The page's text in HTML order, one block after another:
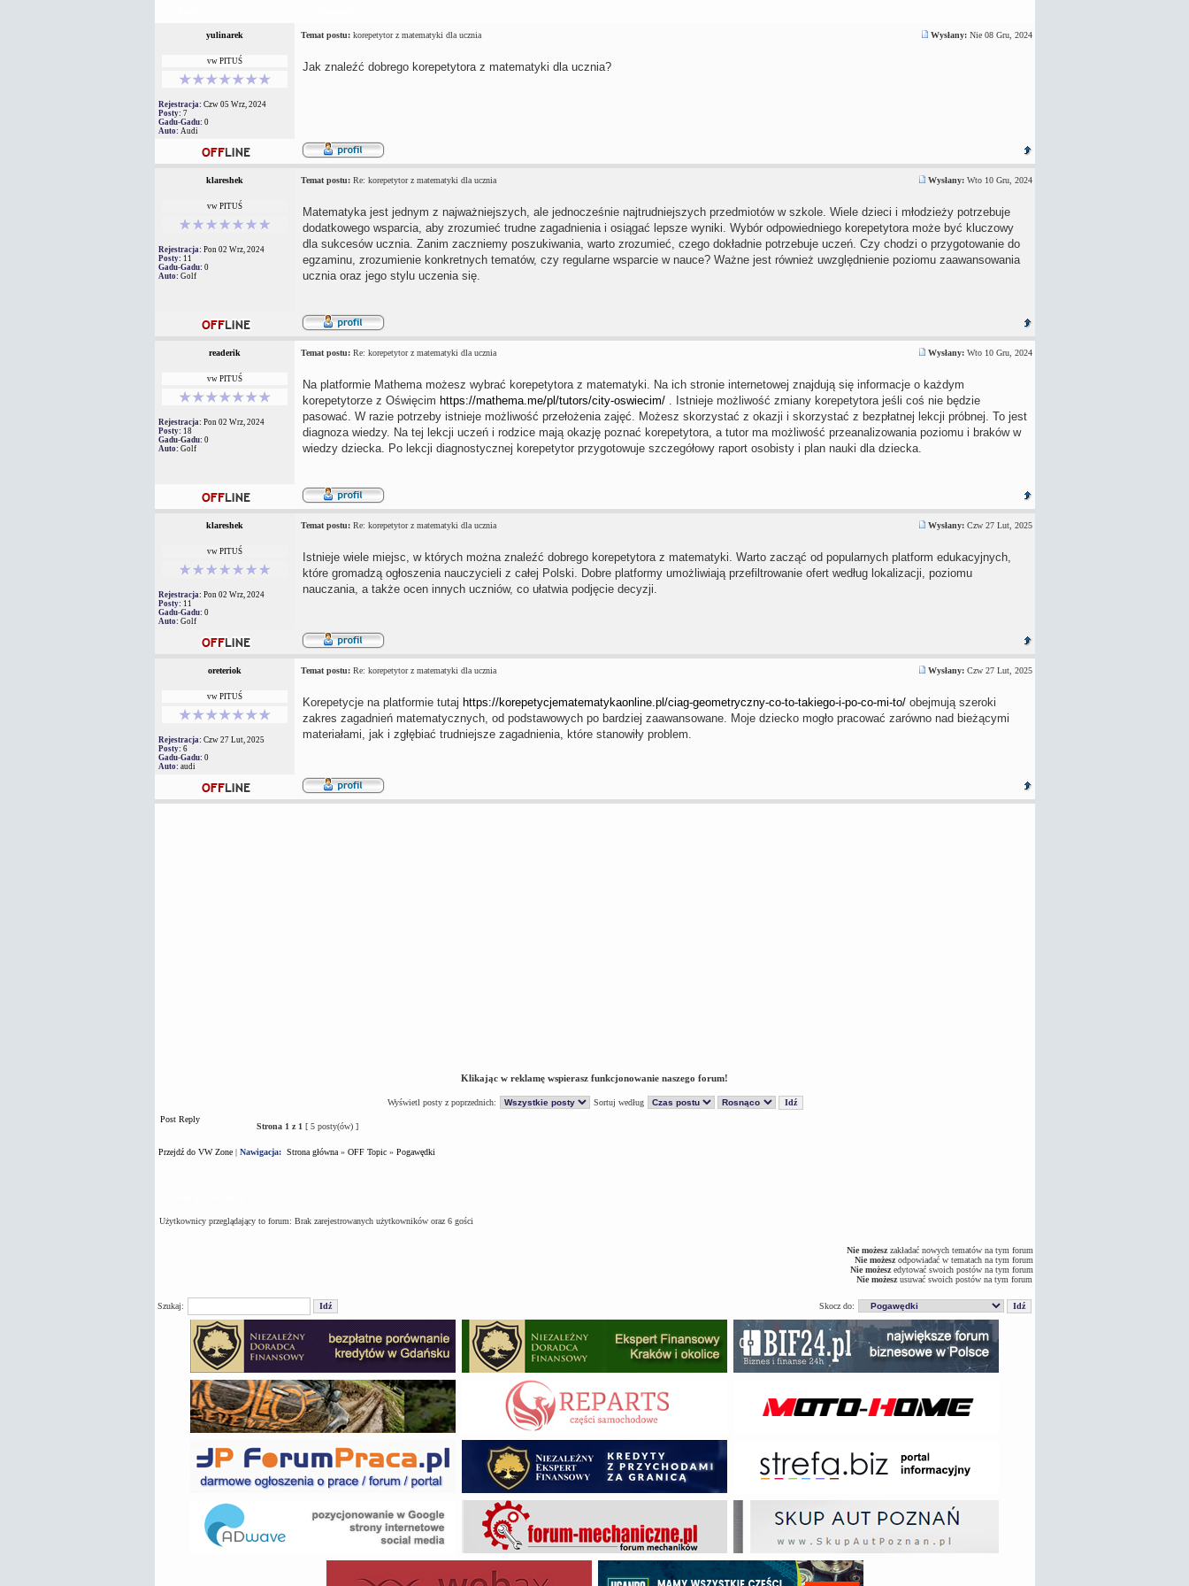
yulinarek Temat postu:korepetytor z matematyki dla ucznia Wysłany:Nie 08 Gru, 2024
vw PITUŚ
Rejestracja: Czw 05 Wrz, 2024
Posty: 7
Gadu-Gadu: 0
Auto: Audi
Jak znaleźć dobrego korepetytora z matematyki dla ucznia?
klareshek Temat postu:Re: korepetytor z matematyki dla ucznia Wysłany:Wto 10 Gru, 2024
vw PITUŚ
Rejestracja: Pon 02 Wrz, 2024
Posty: 11
Gadu-Gadu: 0
Auto: Golf
Matematyka jest jednym z najważniejszych, ale jednocześnie najtrudniejszych przedmiotów w szkole. Wiele dzieci i młodzieży potrzebuje
dodatkowego wsparcia, aby zrozumieć trudne zagadnienia i osiągać lepsze wyniki. Wybór odpowiedniego korepetytora może być kluczowy
dla sukcesów ucznia. Zanim zaczniemy poszukiwania, warto zrozumieć, czego dokładnie potrzebuje uczeń. Czy chodzi o przygotowanie do
egzaminu, zrozumienie konkretnych tematów, czy regularne wsparcie w nauce? Ważne jest również uwzględnienie poziomu zaawansowania
ucznia oraz jego stylu uczenia się.
readerik Temat postu:Re: korepetytor z matematyki dla ucznia Wysłany:Wto 10 Gru, 2024
vw PITUŚ
Rejestracja: Pon 02 Wrz, 2024
Posty: 18
Gadu-Gadu: 0
Auto: Golf
Na platformie Mathema możesz wybrać korepetytora z matematyki. Na ich stronie internetowej znajdują się informacje o każdym
korepetytorze z Oświęcim https://mathema.me/pl/tutors/city-oswiecim/. Istnieje możliwość zmiany korepetytora jeśli coś nie będzie
pasować. W razie potrzeby istnieje możliwość przełożenia zajęć. Możesz skorzystać z okazji i skorzystać z bezpłatnej lekcji próbnej. To jest
diagnoza wiedzy. Na tej lekcji uczeń i rodzice mają okazję poznać korepetytora, a tutor ma możliwość przeanalizowania poziomu i braków w
wiedzy dziecka. Po lekcji diagnostycznej korepetytor przygotowuje szczegółowy raport osobisty i plan nauki dla dziecka.
klareshek Temat postu:Re: korepetytor z matematyki dla ucznia Wysłany:Czw 27 Lut, 2025
vw PITUŚ
Rejestracja: Pon 02 Wrz, 2024
Posty: 11
Gadu-Gadu: 0
Auto: Golf
Istnieje wiele miejsc, w których można znaleźć dobrego korepetytora z matematyki. Warto zacząć od popularnych platform edukacyjnych,
które gromadzą ogłoszenia nauczycieli z całej Polski. Dobre platformy umożliwiają przefiltrowanie ofert według lokalizacji, poziomu
nauczania, a także ocen innych uczniów, co ułatwia podjęcie decyzji.
oreteriok Temat postu:Re: korepetytor z matematyki dla ucznia Wysłany:Czw 27 Lut, 2025
vw PITUŚ
Rejestracja: Czw 27 Lut, 2025
Posty: 6
Gadu-Gadu: 0
Auto: audi
Korepetycje na platformie tutaj https://korepetycjematematykaonline.pl/ciag-geometryczny-co-to-takiego-i-po-co-mi-to/obejmują szeroki
zakres zagadnień matematycznych, od podstawowych po bardziej zaawansowane. Moje dziecko mogło pracować zarówno nad bieżącymi
materiałami, jak i zgłębiać trudniejsze zagadnienia, które stanowiły problem.
Klikając w reklamę wspierasz funkcjonowanie naszego forum!
Wyświetl posty z poprzednich:
Sortuj według
Post Reply
Strona 1 z 1 [ 5 posty(ów) ]
Przejdź do VW Zone| Nawigacja: Strona główna» OFF Topic» Pogawędki
Użytkownicy przeglądający to forum: Brak zarejestrowanych użytkowników oraz 6 gości
Nie możeszzakładać nowych tematów na tym forum
Nie możeszodpowiadać w tematach na tym forum
Nie możeszedytować swoich postów na tym forum
Nie możeszusuwać swoich postów na tym forum
Szukaj: Skocz do: